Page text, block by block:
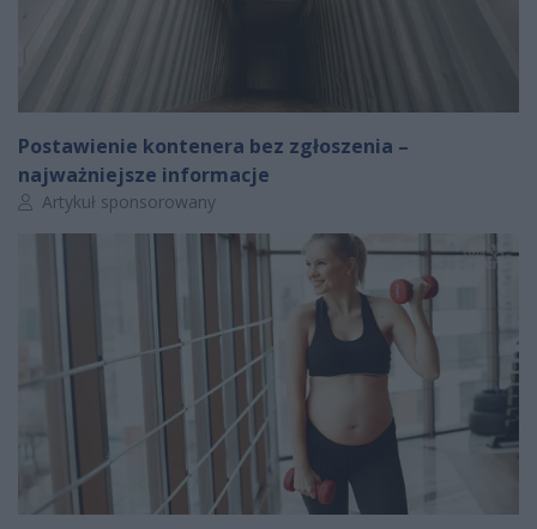
Postawienie kontenera bez zgłoszenia –
najważniejsze informacje
Autor artykułu:
Artykuł sponsorowany